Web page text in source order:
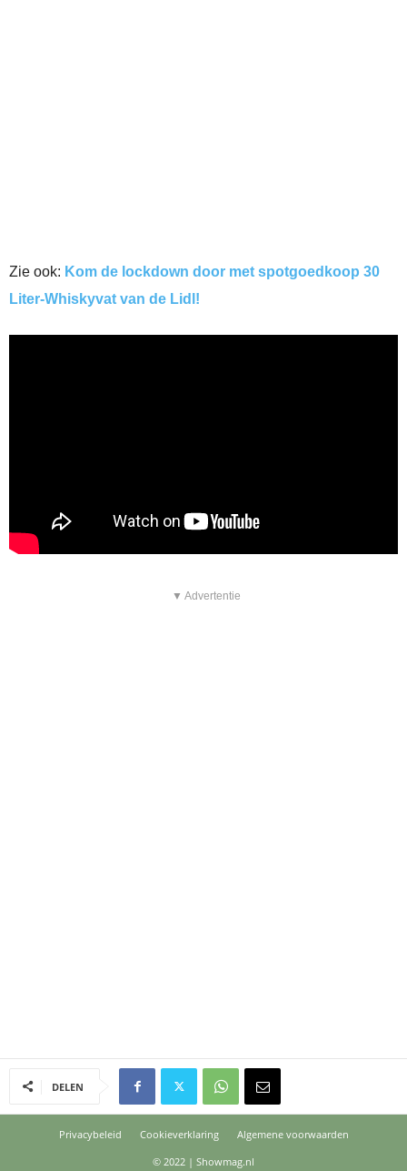
Zie ook: Kom de lockdown door met spotgoedkoop 30
Liter-Whiskyvat van de Lidl!
▼ Advertentie
DELEN
Privacybeleid Cookieverklaring
Algemene voorwaarden
© 2022 | Showmag.nl